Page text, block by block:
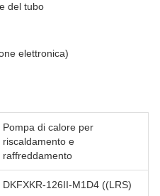
del tubo
elettronica)
Pompa di calore per
riscaldamento e
raffreddamento
DKFXKR-126II-M1D4 ((LRS)